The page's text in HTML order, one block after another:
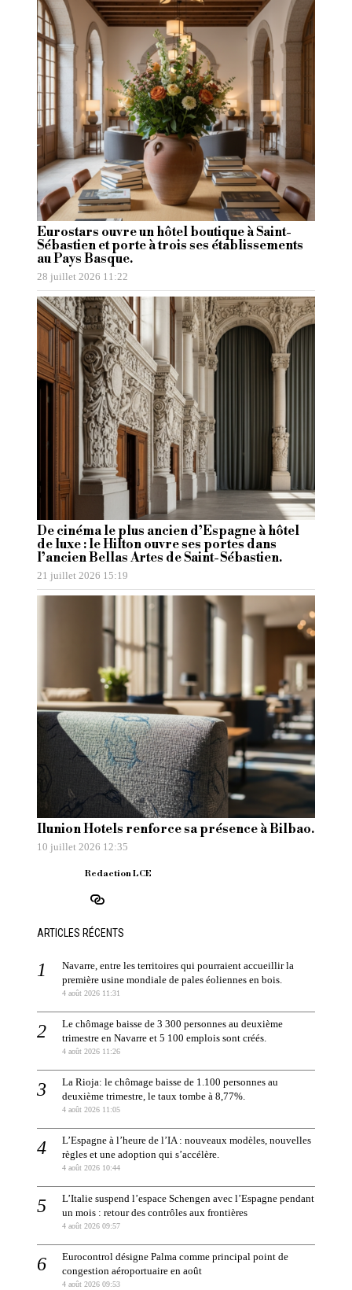
Eurostars ouvre un hôtel boutique à Saint-
Sébastien et porte à trois ses établissements
au Pays Basque.
28 juillet 2026 11:22
De cinéma le plus ancien d’Espagne à hôtel
de luxe : le Hilton ouvre ses portes dans
l’ancien Bellas Artes de Saint-Sébastien.
21 juillet 2026 15:19
Ilunion Hotels renforce sa présence à Bilbao.
10 juillet 2026 12:35
Redaction LCE
ARTICLES RÉCENTS
Navarre, entre les territoires qui pourraient accueillir la
première usine mondiale de pales éoliennes en bois.
4 août 2026 11:31
Le chômage baisse de 3 300 personnes au deuxième
trimestre en Navarre et 5 100 emplois sont créés.
4 août 2026 11:26
La Rioja: le chômage baisse de 1.100 personnes au
deuxième trimestre, le taux tombe à 8,77%.
4 août 2026 11:05
L’Espagne à l’heure de l’IA : nouveaux modèles, nouvelles
règles et une adoption qui s’accélère.
4 août 2026 10:44
L’Italie suspend l’espace Schengen avec l’Espagne pendant
un mois : retour des contrôles aux frontières
4 août 2026 09:57
Eurocontrol désigne Palma comme principal point de
congestion aéroportuaire en août
4 août 2026 09:53